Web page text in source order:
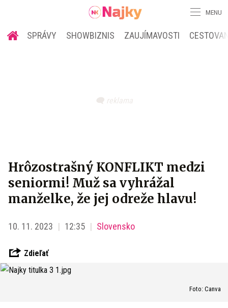
MENU
SPRÁVY SHOWBIZNIS ZAUJÍMAVOSTI
Hrôzostrašný KONFLIKT medzi
seniormi! Muž sa vyhrážal
manželke, že jej odreže hlavu!
10. 11. 2023 12:35 Slovensko
Zdieľať
Foto: Canva